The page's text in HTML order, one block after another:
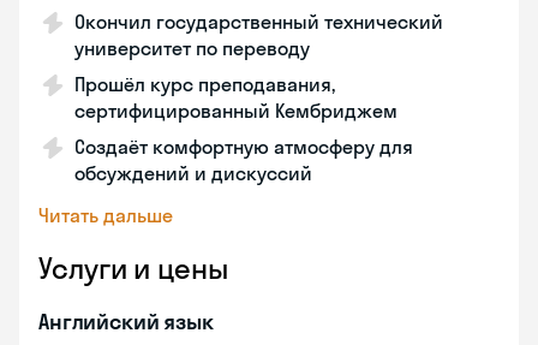
Окончил государственный технический
университет по переводу
Прошёл курс преподавания,
сертифицированный Кембриджем
Создаёт комфортную атмосферу для
обсуждений и дискуссий
Читать дальше
Услуги и цены
Английский язык